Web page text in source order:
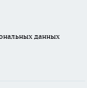
данных